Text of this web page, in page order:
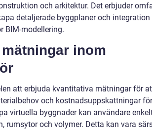
och arkitektur. Det erbjuder
detaljerade byggplaner och integration
BIM-modellering.
inom
att erbjuda kvantitativa mätningar för
och kostnadsuppskattningar
virtuella byggnader kan användare
och volymer. Detta kan vara